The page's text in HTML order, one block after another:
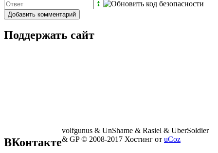
Поддержать сайт
ВКонтакте
volfgunus & UnShame & Rasiel & UberSoldier
& GP © 2008-2017 Хостинг от uCoz